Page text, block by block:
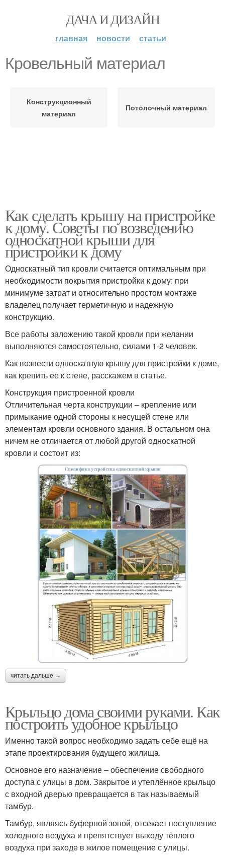
ДАЧА И ДИЗАЙН
главная новости статьи
Кровельный материал
Конструкционный
материал
Потолочный материал
Как сделать крышу на пристройке
к дому. Советы по возведению
односкатной крыши для
пристройки к дому
Односкатный тип кровли считается оптимальным при
необходимости покрытия пристройки к дому: при
минимуме затрат и относительно простом монтаже
владелец получает герметичную и надежную
конструкцию.
Все работы заложению такой кровли при желании
выполняются самостоятельно, силами 1-2 человек.
Как возвести односкатную крышу для пристройки к доме,
как крепить ее к стене, расскажем в статье.
Конструкция пристроенной кровли
Отличительная черта конструкции – крепление или
примыкание одной стороны к несущей стене или
элементам кровли основного здания. В остальном она
ничем не отличается от любой другой односкатной
кровли и состоит из:
читать дальше →
Крыльцо дома своими руками. Как
построить удобное крыльцо
Именно такой вопрос необходимо задать себе ещё на
этапе проектирования будущего жилища.
Основное его назначение – обеспечение свободного
доступа с улицы в дом. Закрытое и утеплённое крыльцо
с входной дверью превращается в так называемый
тамбур.
Тамбур, являясь буферной зоной, отсекает поступление
холодного воздуха и препятствует выходу тёплого
воздуха при заходе в жилое помещение с улицы.